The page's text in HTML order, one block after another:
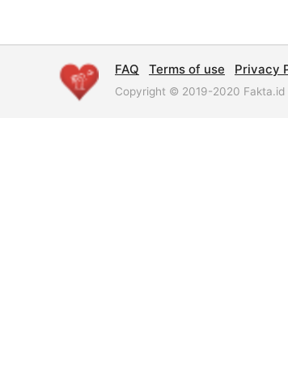
FAQ Terms of use Privacy
Copyright © 2019-2020 Fakta.id